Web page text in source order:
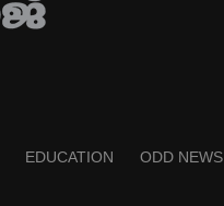
EDUCATION ODD NEWS